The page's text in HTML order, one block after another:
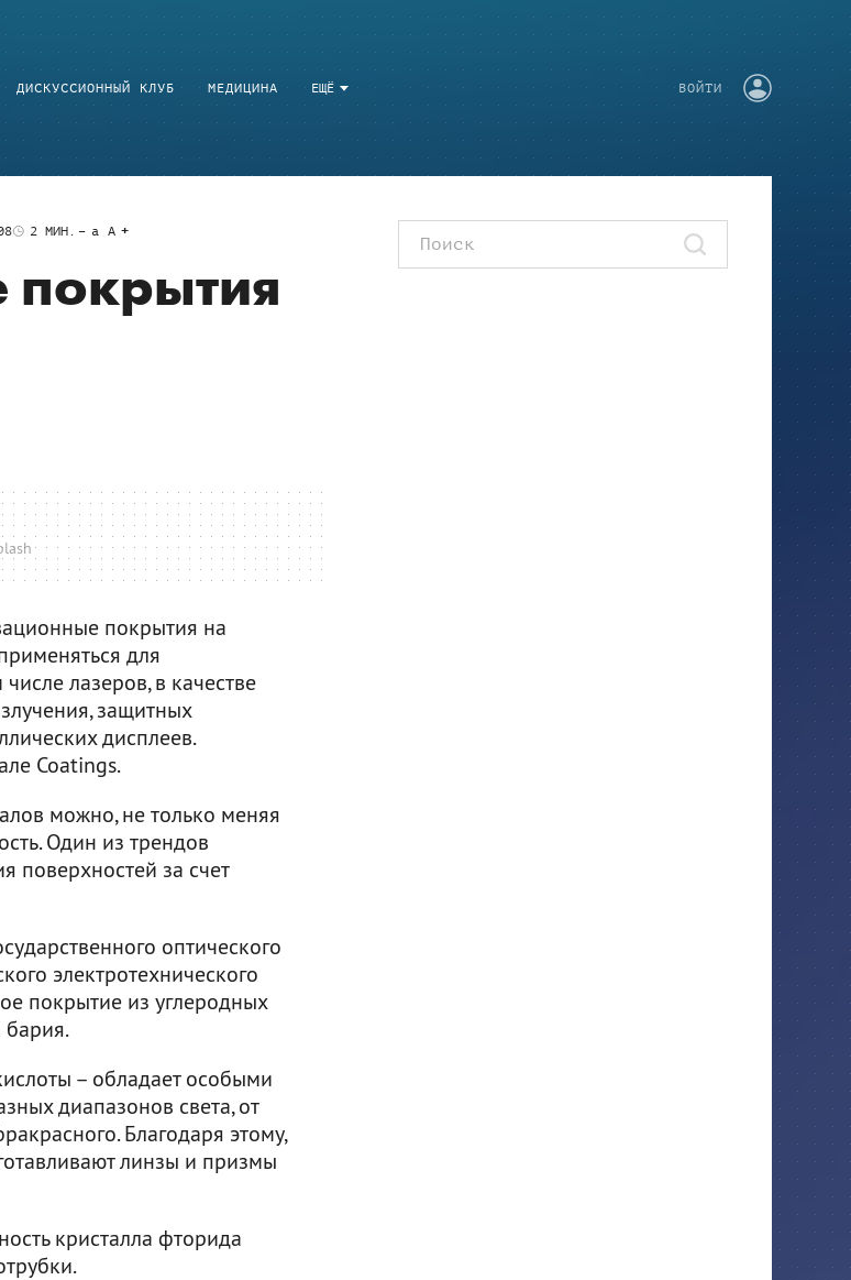
ЕЩЁ
ДИСКУССИОННЫЙ КЛУБ МЕДИЦИНА ВОЙТИ
2 МИН. a A
покрытия
покрытия на
для
лазеров, в качестве
защитных
дисплеев.
Coatings.
можно, не только меняя
Один из трендов
поверхностей за счет
оптического
электротехнического
покрытие из углеродных
бария.
– обладает особыми
диапазонов света, от
Благодаря этому,
линзы и призмы
кристалла фторида